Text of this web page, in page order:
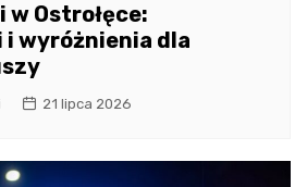
Ostrołęce:
wyróżnienia dla
21 lipca 2026